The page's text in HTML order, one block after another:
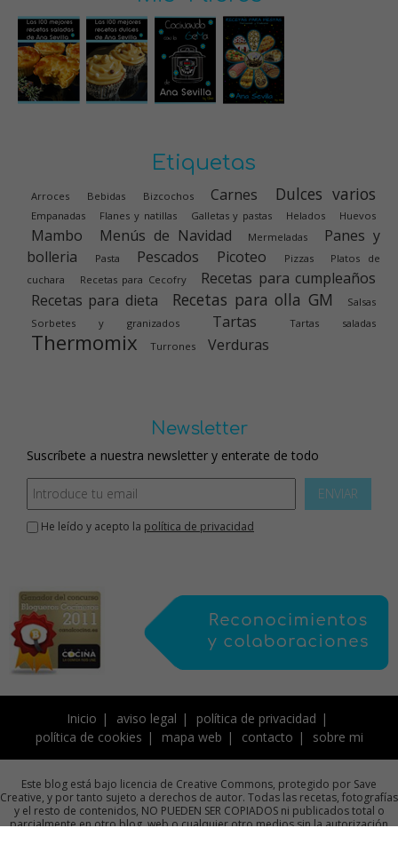
Etiquetas
Arroces Bebidas Bizcochos Carnes Dulces varios
Empanadas Flanes y natillas Galletas y pastas Helados Huevos
Mambo Menús de Navidad Mermeladas
Panes y
bolleria
Pasta Pescados Picoteo Pizzas
Platos de
cuchara
Recetas para Cecofry
Recetas para cumpleaños
Recetas para dieta
Recetas para olla GM
Salsas
Sorbetes y granizados
Tartas Tartas saladas
Thermomix Turrones Verduras
Newsletter
Suscríbete a nuestra newsletter y enterate de todo
ENVIAR
He leído y acepto la política de privacidad
Inicio aviso legal
política de privacidad
política de cookies
mapa web contacto sobre mi
Este blog está bajo licencia de Creative Commons, protegido por Save
Creative, y por tanto sujeto a derechos de autor. Todas las recetas, fotografías
y el resto de contenidos, NO PUEDEN SER COPIADOS ni publicados total o
parcialmente en otro blog, web o cualquier otro medios sin la autorización